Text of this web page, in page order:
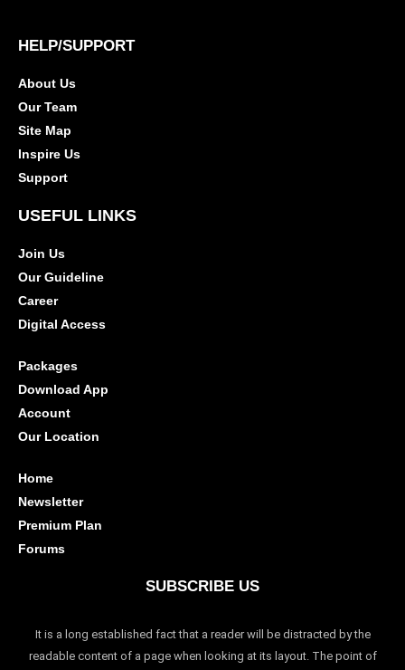
HELP/SUPPORT
About Us
Our Team
Site Map
Inspire Us
Support
USEFUL LINKS
Join Us
Our Guideline
Career
Digital Access
Packages
Download App
Account
Our Location
Home
Newsletter
Premium Plan
Forums
SUBSCRIBE US
It is a long established fact that a reader will be distracted by the
readable content of a page when looking at its layout. The point of